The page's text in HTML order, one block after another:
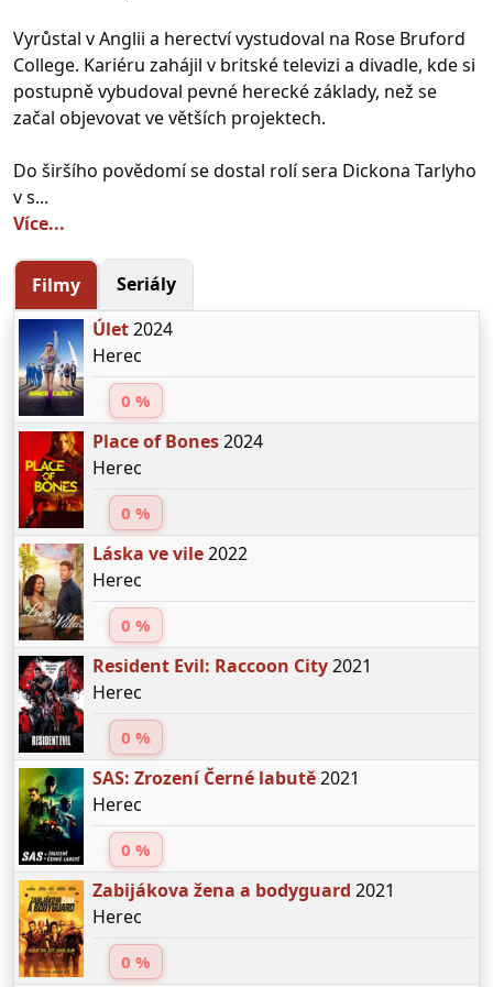
Vyrůstal v Anglii a herectví vystudoval na Rose Bruford
College. Kariéru zahájil v britské televizi a divadle, kde si
postupně vybudoval pevné herecké základy, než se
začal objevovat ve větších projektech.
Do širšího povědomí se dostal rolí sera Dickona Tarlyho
v s...
Více...
Filmy
Seriály
Úlet2024
Herec
0 %
Place of Bones2024
Herec
0 %
Láska ve vile2022
Herec
0 %
Resident Evil: Raccoon City2021
Herec
0 %
SAS: Zrození Černé labutě2021
Herec
0 %
Zabijákova žena a bodyguard 2021
Herec
0 %